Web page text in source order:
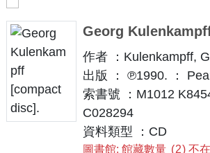
Georg
作者 ：Kulenkampff,
出版 ： ℗1990. ：
索書號 ：M1012
C028294
資料類型 ：CD
圖書館: 館藏數量 2 不